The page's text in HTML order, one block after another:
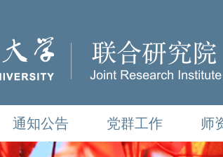
通知公告 党群工作 师